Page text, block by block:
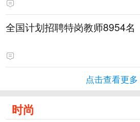
全国计划招聘特岗教师8954名
点击查看更多
时尚